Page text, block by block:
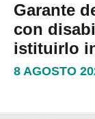
Garante
con
istituirlo
8 AGOSTO